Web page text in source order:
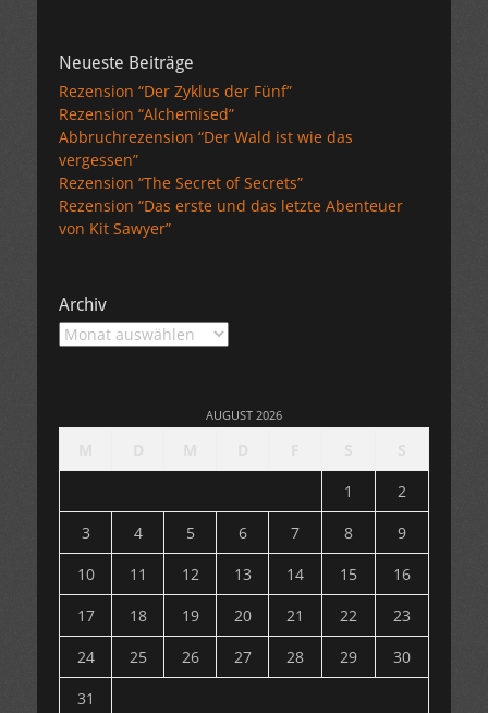
Neueste Beiträge
Rezension “Der Zyklus der Fünf”
Rezension “Alchemised”
Abbruchrezension “Der Wald ist wie das
vergessen”
Rezension “The Secret of Secrets”
Rezension “Das erste und das letzte Abenteuer
von Kit Sawyer”
Archiv
Archiv
AUGUST 2026
1
2
3
4 5 6 7 8
9
10
11 12 13 14 15
16
17
18 19 20 21 22
23
24
25 26 27 28 29
30
31